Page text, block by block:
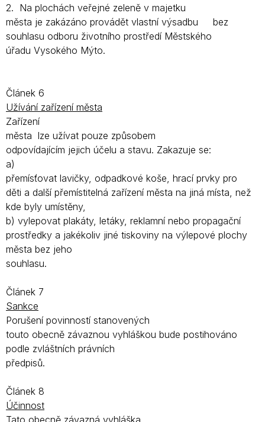
2. Na plochách veřejné zeleně v majetku
města je zakázáno provádět vlastní výsadbu
bez
souhlasu odboru životního prostředí Městského
úřadu Vysokého Mýto.
Článek 6
Užívání zařízení města
Zařízení
města lze užívat pouze způsobem
odpovídajícím jejich účelu a stavu. Zakazuje se:
a)
přemísťovat lavičky, odpadkové koše, hrací prvky pro
děti a další přemístitelná zařízení města na jiná místa, než
kde byly umístěny,
b) vylepovat plakáty, letáky, reklamní nebo propagační
prostředky a jakékoliv jiné tiskoviny na výlepové plochy
města bez jeho
souhlasu.
Článek 7
Sankce
Porušení povinností stanovených
touto obecně závaznou vyhláškou bude postihováno
podle zvláštních právních
předpisů.
Článek 8
Účinnost
Tato obecně závazná vyhláška